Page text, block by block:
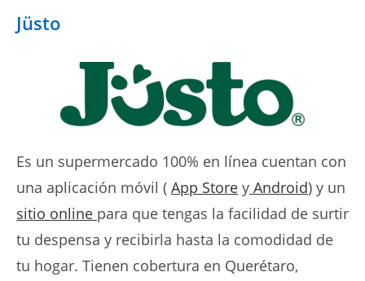
Jüsto
Es un supermercado 100% en línea cuentan con
una aplicación móvil ( App Store y Android) y un
sitio online para que tengas la facilidad de surtir
tu despensa y recibirla hasta la comodidad de
tu hogar. Tienen cobertura en Querétaro,